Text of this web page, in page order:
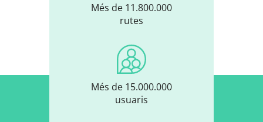
Més de 11.800.000
rutes
Més de 15.000.000
usuaris